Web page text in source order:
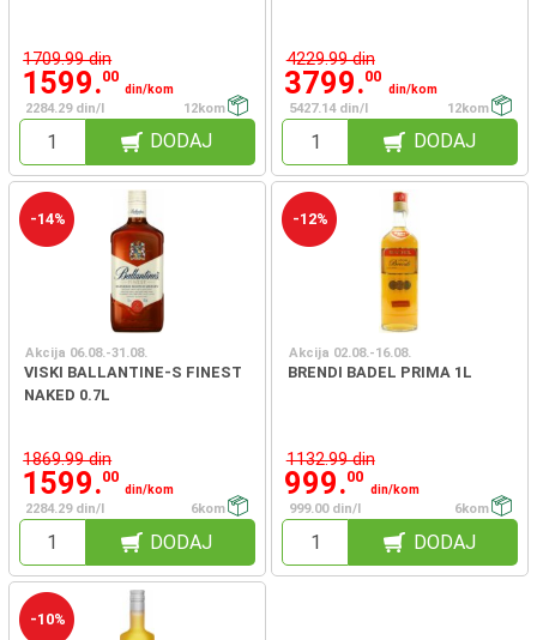
1709.99 din
1599.00
din/kom
2284.29 din/l
12kom
DODAJ
4229.99 din
3799.00
din/kom
5427.14 din/l
12kom
DODAJ
-14%
Akcija 06.08.-31.08.
VISKI BALLANTINE-S FINEST
NAKED 0.7L
1869.99 din
1599.00
din/kom
2284.29 din/l
6kom
DODAJ
-12%
Akcija 02.08.-16.08.
BRENDI BADEL PRIMA 1L
1132.99 din
999.00
din/kom
999.00 din/l
6kom
DODAJ
-10%